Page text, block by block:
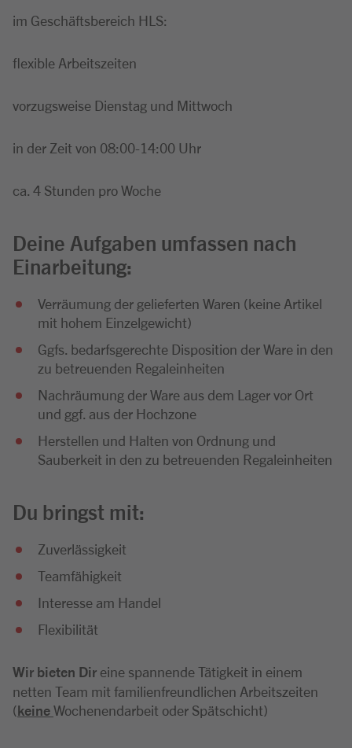
im Geschäftsbereich HLS:
flexible Arbeitszeiten
vorzugsweise Dienstag und Mittwoch
in der Zeit von 08:00-14:00 Uhr
ca. 4 Stunden pro Woche
Deine Aufgaben umfassen nach
Einarbeitung:
Verräumung der gelieferten Waren (keine Artikel
mit hohem Einzelgewicht)
Ggfs. bedarfsgerechte Disposition der Ware in den
zu betreuenden Regaleinheiten
Nachräumung der Ware aus dem Lager vor Ort
und ggf. aus der Hochzone
Herstellen und Halten von Ordnung und
Sauberkeit in den zu betreuenden Regaleinheiten
Du bringst mit:
Zuverlässigkeit
Teamfähigkeit
Interesse am Handel
Flexibilität
Wir bieten Dir eine spannende Tätigkeit in einem
netten Team mit familienfreundlichen Arbeitszeiten
(keineWochenendarbeit oder Spätschicht)